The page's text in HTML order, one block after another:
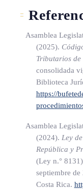
efecto en una
presupuestodel
destinarán,
de los aeropuertos
indicado en los
girará los recursos
su programación
podrán ser
en la línea del
infraestructura civil
aeródromos estatales.
Asamblea
(2025).
Tributarios de
consolidada
Biblioteca
https://
Asamblea
(2024). Ley
República y
(Ley n.° 8131)
septiembre
Costa Rica.